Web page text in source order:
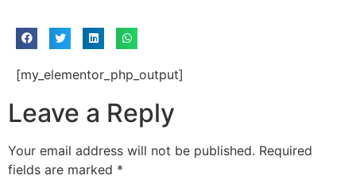
[my_elementor_php_output]
Leave a Reply
Your email address will not be published. Required
fields are marked *